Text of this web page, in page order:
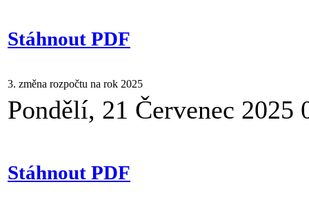
Stáhnout PDF
3. změna rozpočtu na rok 2025
Pondělí, 21 Červenec 2025
Stáhnout PDF